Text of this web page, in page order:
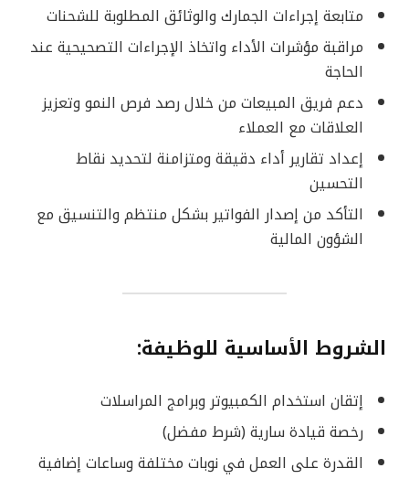
متابعة إجراءات الجمارك والوثائق المطلوبة للشحنات
مراقبة مؤشرات الأداء واتخاذ الإجراءات التصحيحية عند
الحاجة
دعم فريق المبيعات من خلال رصد فرص النمو وتعزيز
العلاقات مع العملاء
إعداد تقارير أداء دقيقة ومتزامنة لتحديد نقاط
التحسين
التأكد من إصدار الفواتير بشكل منتظم والتنسيق مع
الشؤون المالية
الشروط الأساسية للوظيفة:
إتقان استخدام الكمبيوتر وبرامج المراسلات
رخصة قيادة سارية (شرط مفضل)
القدرة على العمل في نوبات مختلفة وساعات إضافية